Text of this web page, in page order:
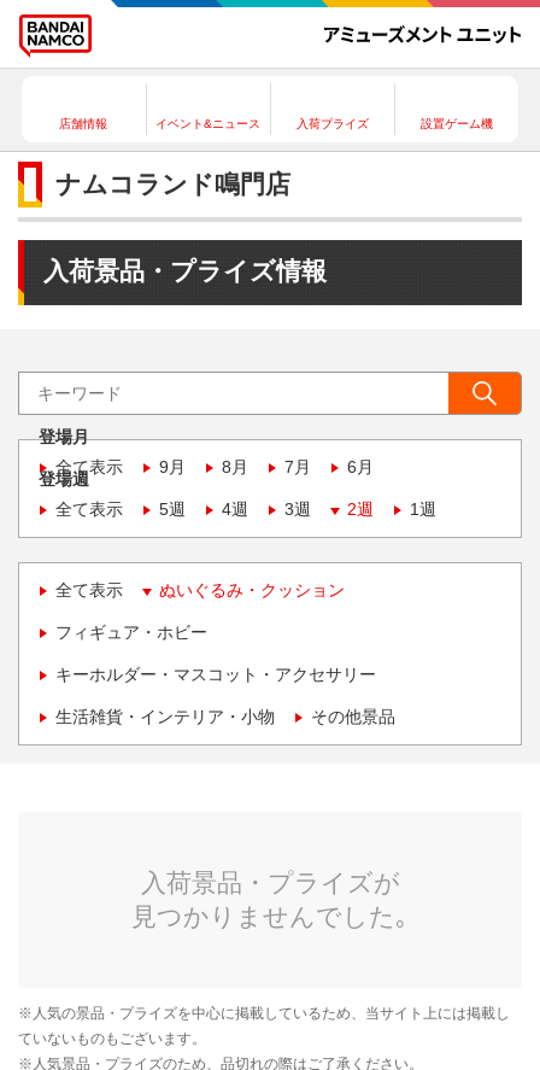
店舗情報 イベント&ニュース 入荷プライズ 設置ゲーム機
ナムコランド鳴門店
入荷景品・プライズ情報
登場月
全て表示
9月 8月 7月 6月
登場週
全て表示
5週 4週 3週 2週 1週
全て表示 ぬいぐるみ・クッション
フィギュア・ホビー
キーホルダー・マスコット・アクセサリー
生活雑貨・インテリア・小物 その他景品